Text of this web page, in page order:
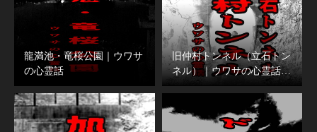
龍満池・竜桜公園｜ウワサ
の心霊話
旧仲村トンネル（立石トン
ネル）｜ウワサの心霊話…